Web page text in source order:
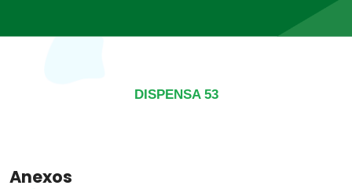
DISPENSA 53
Anexos